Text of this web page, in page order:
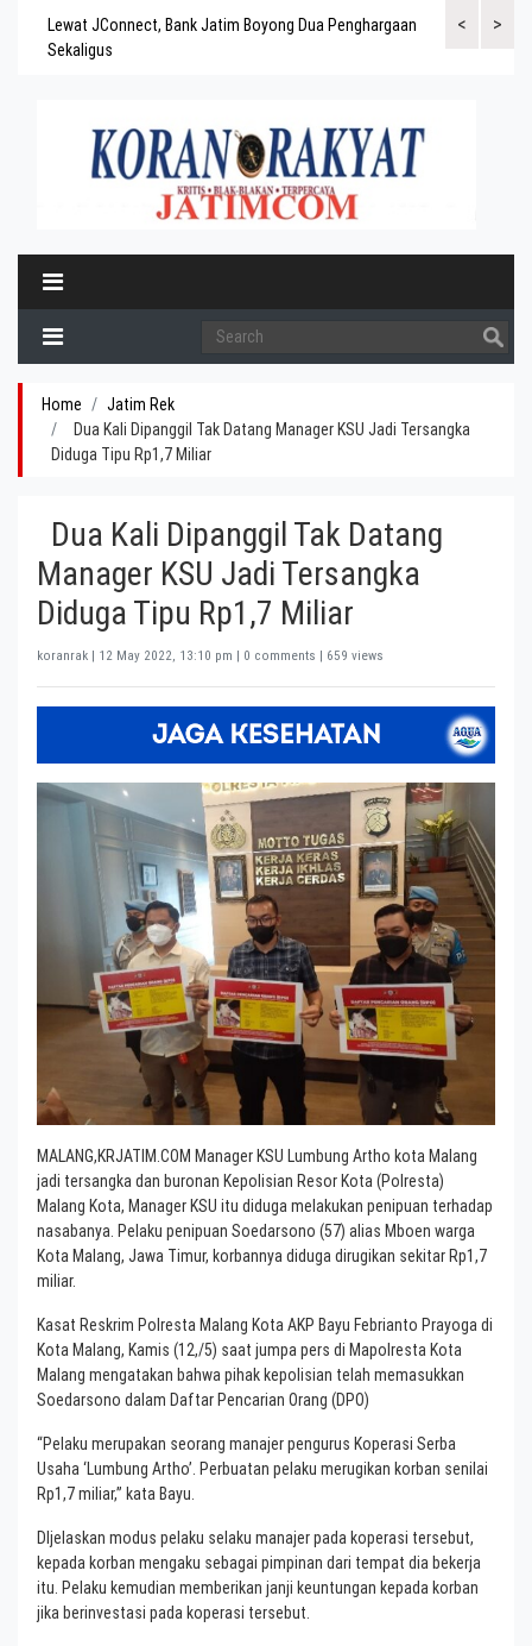
<
Lewat JConnect, Bank Jatim Boyong Dua Penghargaan
Sekaligus
Bank Jatim
>
Home
Jatim Rek
Dua Kali Dipanggil Tak Datang Manager KSU Jadi Tersangka
Diduga Tipu Rp1,7 Miliar
Dua Kali Dipanggil Tak Datang
Manager KSU Jadi Tersangka
Diduga Tipu Rp1,7 Miliar
koranrak | 12 May 2022, 13:10 pm | 0 comments | 659 views
MALANG,KRJATIM.COM Manager KSU Lumbung Artho kota Malang
jadi tersangka dan buronan Kepolisian Resor Kota (Polresta)
Malang Kota, Manager KSU itu diduga melakukan penipuan terhadap
nasabanya. Pelaku penipuan Soedarsono (57) alias Mboen warga
Kota Malang, Jawa Timur, korbannya diduga dirugikan sekitar Rp1,7
miliar.
Kasat Reskrim Polresta Malang Kota AKP Bayu Febrianto Prayoga di
Kota Malang, Kamis (12,/5) saat jumpa pers di Mapolresta Kota
Malang mengatakan bahwa pihak kepolisian telah memasukkan
Soedarsono dalam Daftar Pencarian Orang (DPO)
“Pelaku merupakan seorang manajer pengurus Koperasi Serba
Usaha ‘Lumbung Artho’. Perbuatan pelaku merugikan korban senilai
Rp1,7 miliar,” kata Bayu.
DIjelaskan modus pelaku selaku manajer pada koperasi tersebut,
kepada korban mengaku sebagai pimpinan dari tempat dia bekerja
itu. Pelaku kemudian memberikan janji keuntungan kepada korban
jika berinvestasi pada koperasi tersebut.